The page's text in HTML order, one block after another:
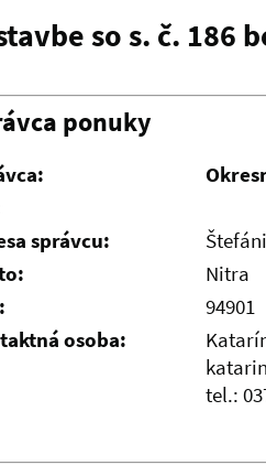
so s. č. 186
ponuky
správcu:
Nitra
94901
osoba:
tel.: